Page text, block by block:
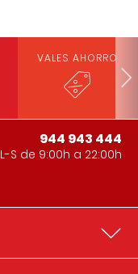
VALES AHORRO
944 943 444
L-S de 9:00h a 22:00h